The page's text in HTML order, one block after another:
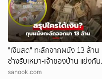
"เงินสด" ทะลักจากผนัง 13 ล้าน
ช่างรับเหมา-เจ้าของบ้าน แย่งกัน
วุ่น สุดท้ายศาลตัดสินให้ใคร?!
sanook.com